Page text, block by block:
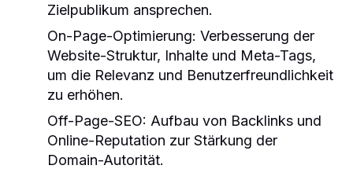
Zielpublikum ansprechen.
On-Page-Optimierung: Verbesserung der
Website-Struktur, Inhalte und Meta-Tags,
um die Relevanz und Benutzerfreundlichkeit
zu erhöhen.
Off-Page-SEO: Aufbau von Backlinks und
Online-Reputation zur Stärkung der
Domain-Autorität.